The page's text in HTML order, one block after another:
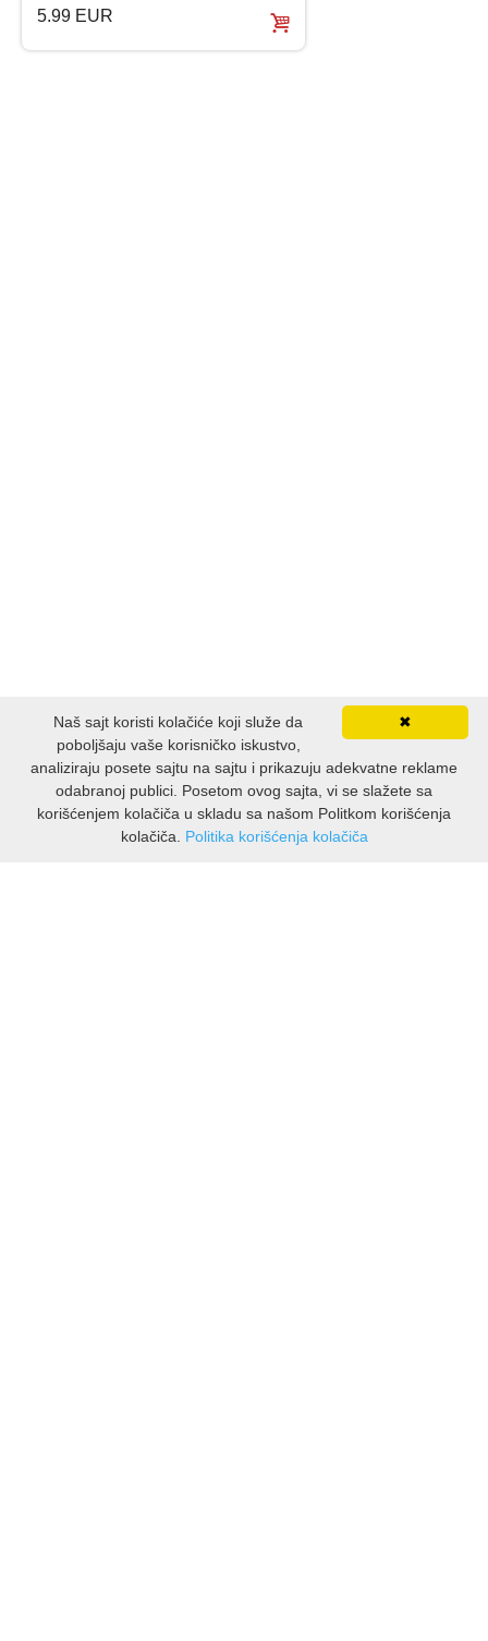
5.99 EUR
✖
Naš sajt koristi kolačiće koji služe da
poboljšaju vaše korisničko iskustvo,
analiziraju posete sajtu na sajtu i prikazuju adekvatne reklame
odabranoj publici. Posetom ovog sajta, vi se slažete sa
korišćenjem kolačiča u skladu sa našom Politkom korišćenja
kolačiča. Politika korišćenja kolačiča